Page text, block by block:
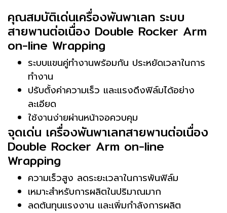
คุณสมบัติเด่นเครื่องพันพาเลท ระบบ
สายพานต่อเนื่อง Double Rocker Arm
on-line Wrapping
ระบบแขนคู่ทำงานพร้อมกัน ประหยัดเวลาในการ
ทำงาน
ปรับตั้งค่าความเร็ว และแรงดึงฟิล์มได้อย่าง
ละเอียด
ใช้งานง่ายผ่านหน้าจอควบคุม
จุดเด่น เครื่องพันพาเลทสายพานต่อเนื่อง
Double Rocker Arm on-line
Wrapping
ความเร็วสูง ลดระยะเวลาในการพันฟิล์ม
เหมาะสำหรับการผลิตในปริมาณมาก
ลดต้นทุนแรงงาน และเพิ่มกำลังการผลิต